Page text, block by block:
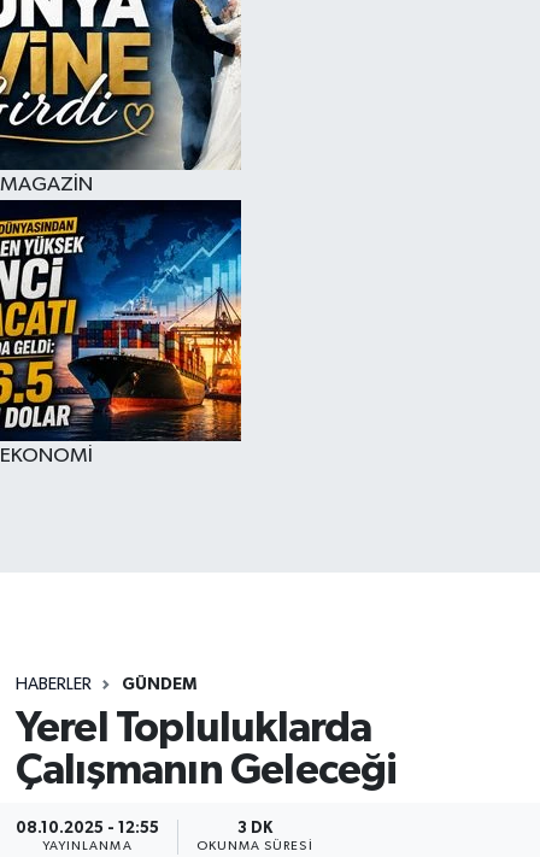
MAGAZİN
EKONOMİ
HABERLER GÜNDEM
Yerel Topluluklarda
Çalışmanın Geleceği
08.10.2025 - 12:55
YAYINLANMA
3 DK
OKUNMA SÜRESI